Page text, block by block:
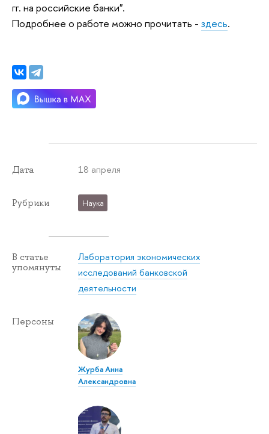
гг. на российские банки".
Подробнее о работе можно прочитать - здесь.
Дата 18 апреля
Рубрики Наука
В статье
упомянуты
Лаборатория экономических
исследований банковской
деятельности
Персоны
Журба Анна
Александровна